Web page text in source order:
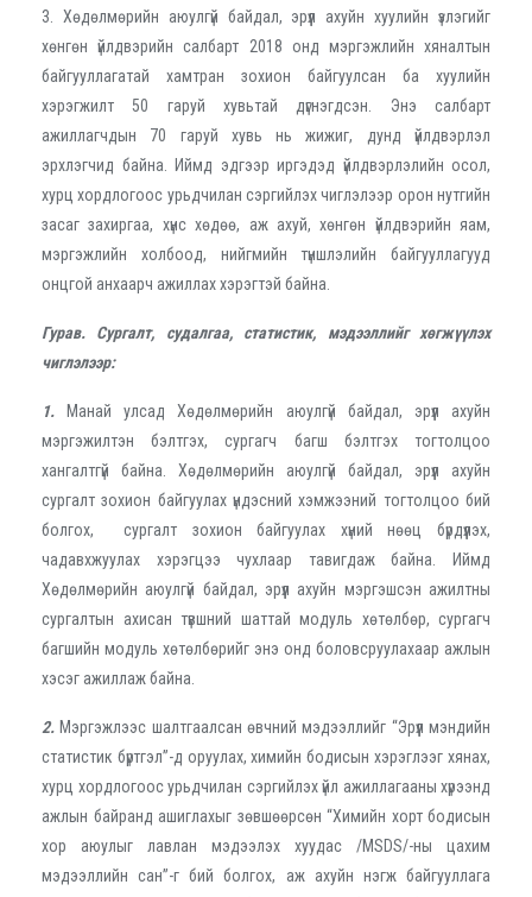
3. Хөдөлмөрийн аюулгүй байдал, эрүүл ахуйн хуулийн үзлэгийг
хөнгөн үйлдвэрийн салбарт 2018 онд мэргэжлийн хяналтын
байгууллагатай хамтран зохион байгуулсан ба хуулийн
хэрэгжилт 50 гаруй хувьтай дүгнэгдсэн. Энэ салбарт
ажиллагчдын 70 гаруй хувь нь жижиг, дунд үйлдвэрлэл
эрхлэгчид байна. Иймд эдгээр иргэдэд үйлдвэрлэлийн осол,
хурц хордлогоос урьдчилан сэргийлэх чиглэлээр орон нутгийн
засаг захиргаа, хүнс хөдөө, аж ахуй, хөнгөн үйлдвэрийн яам,
мэргэжлийн холбоод, нийгмийн түншлэлийн байгууллагууд
онцгой анхаарч ажиллах хэрэгтэй байна.
Гурав. Сургалт, судалгаа, статистик, мэдээллийг хөгжүүлэх
чиглэлээр:
1.
Манай улсад Хөдөлмөрийн аюулгүй байдал, эрүүл ахуйн
мэргэжилтэн бэлтгэх, сургагч багш бэлтгэх тогтолцоо
хангалтгүй байна. Хөдөлмөрийн аюулгүй байдал, эрүүл ахуйн
сургалт зохион байгуулах үндэсний хэмжээний тогтолцоо бий
болгох, сургалт зохион байгуулах хүний нөөц бүрдүүлэх,
чадавхжуулах хэрэгцээ чухлаар тавигдаж байна. Иймд
Хөдөлмөрийн аюулгүй байдал, эрүүл ахуйн мэргэшсэн ажилтны
сургалтын ахисан түвшний шаттай модуль хөтөлбөр, сургагч
багшийн модуль хөтөлбөрийг энэ онд боловсруулахаар ажлын
хэсэг ажиллаж байна.
2. Мэргэжлээс шалтгаалсан өвчний мэдээллийг “Эрүүл мэндийн
статистик бүртгэл”-д оруулах, химийн бодисын хэрэглээг хянах,
хурц хордлогоос урьдчилан сэргийлэх үйл ажиллагааны хүрээнд
ажлын байранд ашиглахыг зөвшөөрсөн “Химийн хорт бодисын
хор аюулыг лавлан мэдээлэх хуудас /MSDS/-ны цахим
мэдээллийн сан”-г бий болгох, аж ахуйн нэгж байгууллага